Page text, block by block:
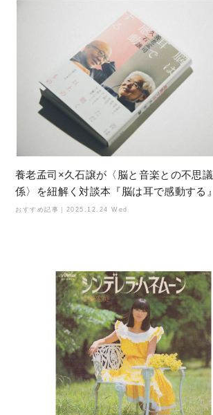
養老孟司×久石譲が〈脳と音楽との不思
係〉を紐解く対談本『脳は耳で感動する』
おすすめ記事｜ 2025.12.24 Wed